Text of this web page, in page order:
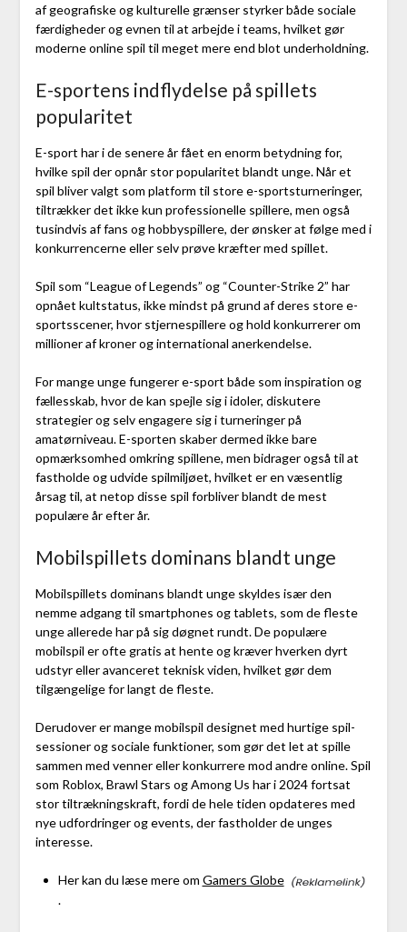
af geografiske og kulturelle grænser styrker både sociale
færdigheder og evnen til at arbejde i teams, hvilket gør
moderne online spil til meget mere end blot underholdning.
E-sportens indflydelse på spillets
popularitet
E-sport har i de senere år fået en enorm betydning for,
hvilke spil der opnår stor popularitet blandt unge. Når et
spil bliver valgt som platform til store e-sportsturneringer,
tiltrækker det ikke kun professionelle spillere, men også
tusindvis af fans og hobbyspillere, der ønsker at følge med i
konkurrencerne eller selv prøve kræfter med spillet.
Spil som “League of Legends” og “Counter-Strike 2” har
opnået kultstatus, ikke mindst på grund af deres store e-
sportsscener, hvor stjernespillere og hold konkurrerer om
millioner af kroner og international anerkendelse.
For mange unge fungerer e-sport både som inspiration og
fællesskab, hvor de kan spejle sig i idoler, diskutere
strategier og selv engagere sig i turneringer på
amatørniveau. E-sporten skaber dermed ikke bare
opmærksomhed omkring spillene, men bidrager også til at
fastholde og udvide spilmiljøet, hvilket er en væsentlig
årsag til, at netop disse spil forbliver blandt de mest
populære år efter år.
Mobilspillets dominans blandt unge
Mobilspillets dominans blandt unge skyldes især den
nemme adgang til smartphones og tablets, som de fleste
unge allerede har på sig døgnet rundt. De populære
mobilspil er ofte gratis at hente og kræver hverken dyrt
udstyr eller avanceret teknisk viden, hvilket gør dem
tilgængelige for langt de fleste.
Derudover er mange mobilspil designet med hurtige spil-
sessioner og sociale funktioner, som gør det let at spille
sammen med venner eller konkurrere mod andre online. Spil
som Roblox, Brawl Stars og Among Us har i 2024 fortsat
stor tiltrækningskraft, fordi de hele tiden opdateres med
nye udfordringer og events, der fastholder de unges
interesse.
Her kan du læse mere om Gamers Globe
.